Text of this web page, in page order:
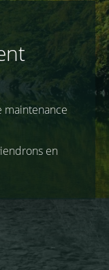
maintenance
en